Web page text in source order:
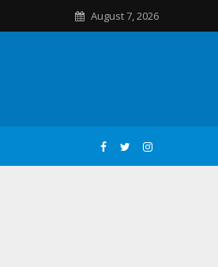
August 7, 2026